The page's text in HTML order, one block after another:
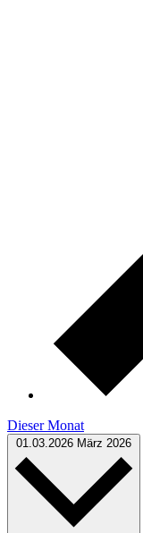
Dieser Monat
01.03.2026 März 2026